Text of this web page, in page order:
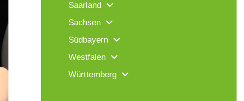
Saarland
Sachsen
Südbayern
Westfalen
Württemberg